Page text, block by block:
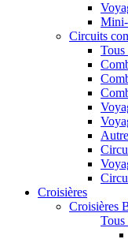
Circuits
Tous
Croisières
Croisières
Tous